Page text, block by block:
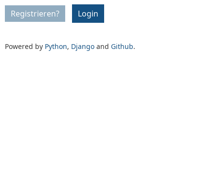
Registrieren? Login
Powered by Python, Django and Github.